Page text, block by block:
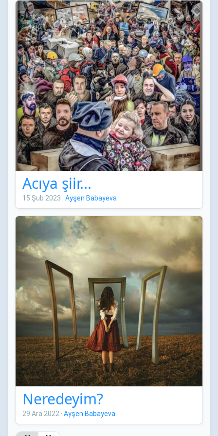
Acıya şiir...
15 Şub 2023 · Ayşen Babayeva
Neredeyim?
29 Ara 2022· Ayşen Babayeva